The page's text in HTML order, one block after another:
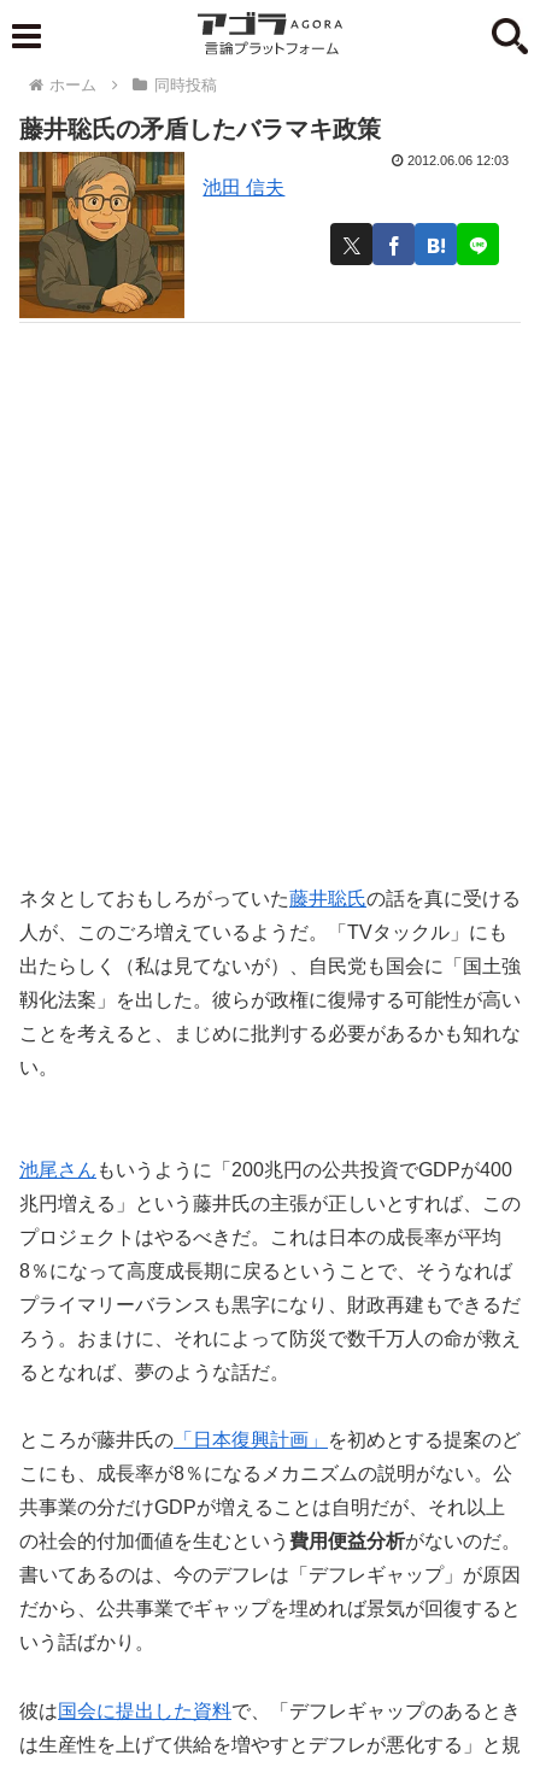
ホーム 同時投稿
藤井聡氏の矛盾したバラマキ政策
池田 信夫
2012.06.06 12:03
ネタとしておもしろがっていた藤井聡氏の話を真に受ける
人が、このごろ増えているようだ。「TVタックル」にも
出たらしく（私は見てないが）、自民党も国会に「国土強
靱化法案」を出した。彼らが政権に復帰する可能性が高い
ことを考えると、まじめに批判する必要があるかも知れな
い。
池尾さん もいうように「200兆円の公共投資でGDPが400
兆円増える」という藤井氏の主張が正しいとすれば、この
プロジェクトはやるべきだ。これは日本の成長率が平均
8％になって高度成長期に戻るということで、そうなれば
プライマリーバランスも黒字になり、財政再建もできるだ
ろう。おまけに、それによって防災で数千万人の命が救え
るとなれば、夢のような話だ。
ところが藤井氏の 「日本復興計画」
を初めとする提案のど
こにも、成長率が8％になるメカニズムの説明がない。公
共事業の分だけGDPが増えることは自明だが、それ以上
の社会的付加価値を生むという 費用便益分析がないのだ。
書いてあるのは、今のデフレは「デフレギャップ」が原因
だから、公共事業でギャップを埋めれば景気が回復すると
いう話ばかり。
彼は国会に提出した資料で、「デフレギャップのあるとき
は生産性を上げて供給を増やすとデフレが悪化する」と規